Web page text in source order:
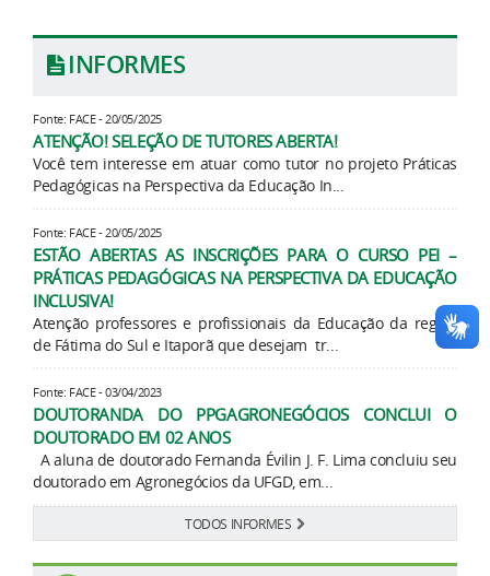
INFORMES
Fonte: FACE - 20/05/2025
ATENÇÃO! SELEÇÃO DE TUTORES ABERTA!
Você tem interesse em atuar como tutor no projeto Práticas
Pedagógicas na Perspectiva da Educação In...
Fonte: FACE - 20/05/2025
ESTÃO ABERTAS AS INSCRIÇÕES PARA O CURSO PEI –
PRÁTICAS PEDAGÓGICAS NA PERSPECTIVA DA EDUCAÇÃO
INCLUSIVA!
Atenção professores e profissionais da Educação da região
de Fátima do Sul e Itaporã que desejam tr...
Fonte: FACE - 03/04/2023
DOUTORANDA DO PPGAGRONEGÓCIOS CONCLUI O
DOUTORADO EM 02 ANOS
A aluna de doutorado Fernanda Évilin J. F. Lima concluiu seu
doutorado em Agronegócios da UFGD, em...
TODOS INFORMES